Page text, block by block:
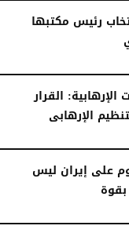
رئيس مكتبها
القرار
الإرهابى
على إيران ليس